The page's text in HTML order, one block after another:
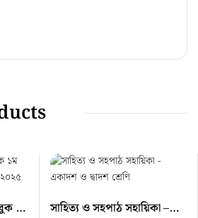
১ম
সাহিত্য ও সহপাঠ সহায়িকা –